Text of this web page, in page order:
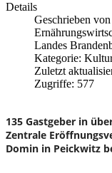
Details
Geschrieben von
Landes
Kategorie:
Zuletzt
Zugriffe: 577
135 Gastgeber in
Zentrale
Domin in Peickwitz